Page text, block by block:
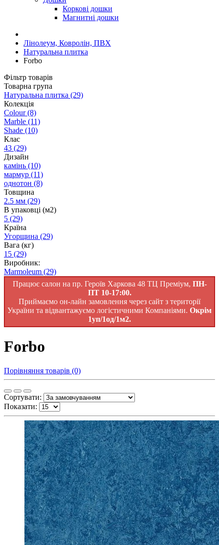
Коркові дошки
Магнитні дошки
Лінолеум, Ковролін, ПВХ
Натуральна плитка
Forbo
Фільтр товарів
Товарна група
Натуральна плитка (29)
Колекція
Colour(8)
Marble (11)
Shade (10)
Клас
43 (29)
Дизайн
камінь (10)
мармур (11)
однотон (8)
Товщина
2.5 мм (29)
В упаковці (м2)
5 (29)
Країна
Угорщина (29)
Вага (кг)
15 (29)
Виробник:
Marmoleum (29)
Працює салон на пр. Героїв Харкова 48 ТЦ Преміум, ПН-
ПТ 10-17:00.
Приймаємо он-лайн замовлення через сайт з території
України та відвантажуємо логістичними Компаніями. Окрім
1уп/1од/1м2.
Forbo
Порівняння товарів (0)
Сортувати:
Показати: